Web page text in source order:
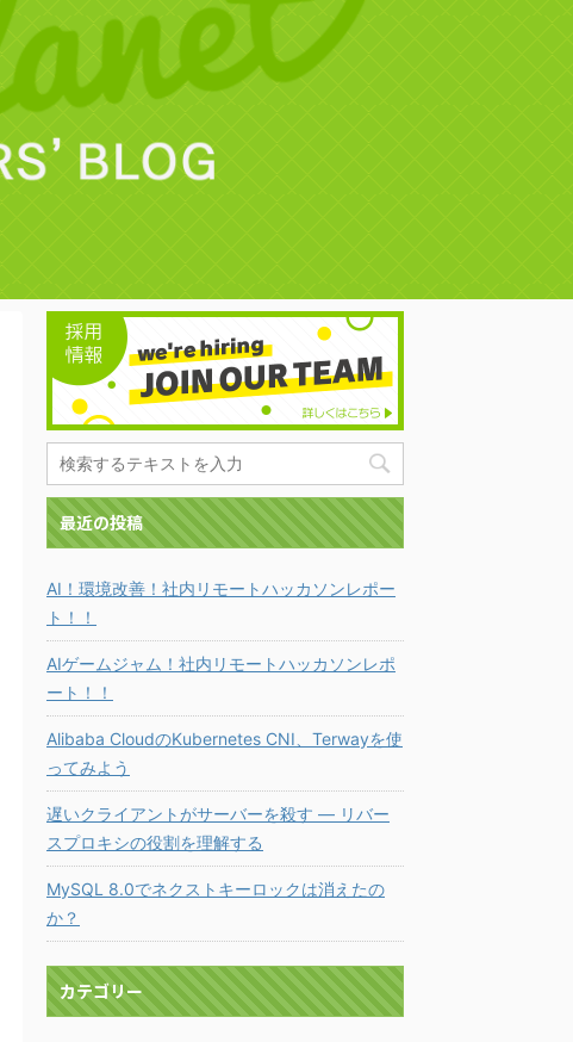
最近の投稿
AI！環境改善！社内リモートハッカソンレポー
ト！！
AIゲームジャム！社内リモートハッカソンレポ
ート！！
Alibaba CloudのKubernetes CNI、Terwayを使
ってみよう
遅いクライアントがサーバーを殺す ― リバー
スプロキシの役割を理解する
MySQL 8.0でネクストキーロックは消えたの
か？
カテゴリー